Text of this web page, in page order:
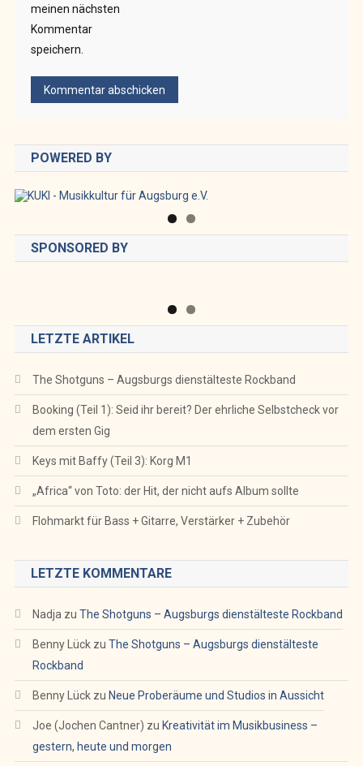
meinen nächsten
Kommentar
speichern.
POWERED BY
SPONSORED BY
LETZTE ARTIKEL
The Shotguns – Augsburgs dienstälteste Rockband
Booking (Teil 1): Seid ihr bereit? Der ehrliche Selbstcheck vor
dem ersten Gig
Keys mit Baffy (Teil 3): Korg M1
„Africa“ von Toto: der Hit, der nicht aufs Album sollte
Flohmarkt für Bass + Gitarre, Verstärker + Zubehör
LETZTE KOMMENTARE
Nadja zu The Shotguns – Augsburgs dienstälteste Rockband
Benny Lückzu The Shotguns – Augsburgs dienstälteste
Rockband
Benny Lückzu Neue Proberäume und Studios in Aussicht
Joe (Jochen Cantner) zu Kreativität im Musikbusiness –
gestern, heute und morgen